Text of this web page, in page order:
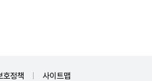
호정책 사이트맵